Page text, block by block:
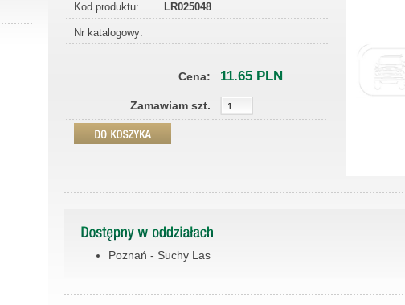
Kod produktu: LR025048
Nr katalogowy:
Cena: 11.65 PLN
Zamawiam szt.
Poznań - Suchy Las